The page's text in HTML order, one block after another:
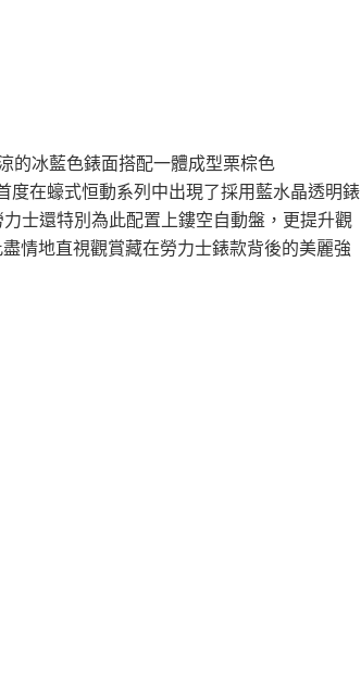
的冰藍色錶面搭配一體成型栗棕色
在蠔式恒動系列中出現了採用藍水晶透明錶
士還特別為此配置上鏤空自動盤，更提升觀
情地直視觀賞藏在勞力士錶款背後的美麗強